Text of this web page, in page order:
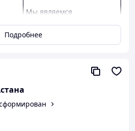
Мы являемся
КАМАЗ, ГАЗ, УАЗ.
качество от заводов-
Подробнее